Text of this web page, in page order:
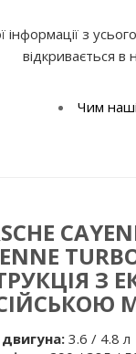
з
відкривається в
Чим
З
3.6 / 4.8 л